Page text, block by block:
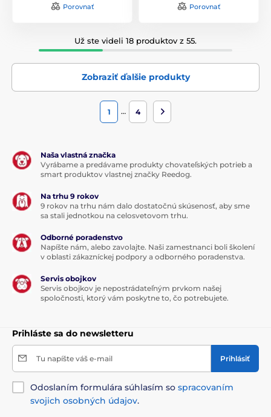
Porovnať Porovnať
Už ste videli 18 produktov z 55.
Zobraziť ďalšie produkty
1 … 4
Naša vlastná značka
Vyrábame a predávame produkty chovateľských potrieb a
smart produktov vlastnej značky Reedog.
Na trhu 9 rokov
9 rokov na trhu nám dalo dostatočnú skúsenosť, aby sme
sa stali jednotkou na celosvetovom trhu.
Odborné poradenstvo
Napíšte nám, alebo zavolajte. Naši zamestnanci boli školení
v oblasti zákazníckej podpory a odborného poradenstva.
Servis obojkov
Servis obojkov je nepostrádateľným prvkom našej
spoločnosti, ktorý vám poskytne to, čo potrebujete.
Prihláste sa do newsletteru
Tu napíšte váš e-mail Prihlásiť
Odoslaním formulára súhlasím so spracovaním
svojich osobných údajov.